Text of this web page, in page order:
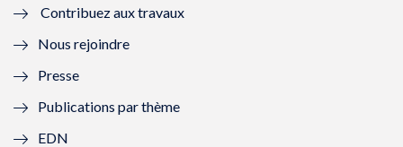
l
l
f
e
e
Contribuez aux travaux
Nous rejoindre
Presse
Publications par thème
EDN